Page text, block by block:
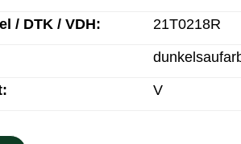
/ DTK / VDH: 21T0218R
V